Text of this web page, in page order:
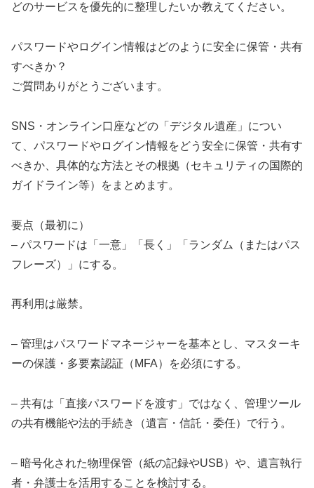
どのサービスを優先的に整理したいか教えてください。
パスワードやログイン情報はどのように安全に保管・共有
すべきか？
ご質問ありがとうございます。
SNS・オンライン口座などの「デジタル遺産」につい
て、パスワードやログイン情報をどう安全に保管・共有す
べきか、具体的な方法とその根拠（セキュリティの国際的
ガイドライン等）をまとめます。
要点（最初に）
– パスワードは「一意」「長く」「ランダム（またはパス
フレーズ）」にする。
再利用は厳禁。
– 管理はパスワードマネージャーを基本とし、マスターキ
ーの保護・多要素認証（MFA）を必須にする。
– 共有は「直接パスワードを渡す」ではなく、管理ツール
の共有機能や法的手続き（遺言・信託・委任）で行う。
– 暗号化された物理保管（紙の記録やUSB）や、遺言執行
者・弁護士を活用することを検討する。